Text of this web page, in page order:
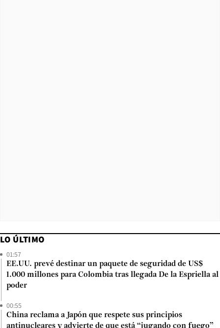
LO ÚLTIMO
01:57
EE.UU. prevé destinar un paquete de seguridad de US$
1.000 millones para Colombia tras llegada De la Espriella al
poder
00:55
China reclama a Japón que respete sus principios
antinucleares y advierte de que está “jugando con fuego”